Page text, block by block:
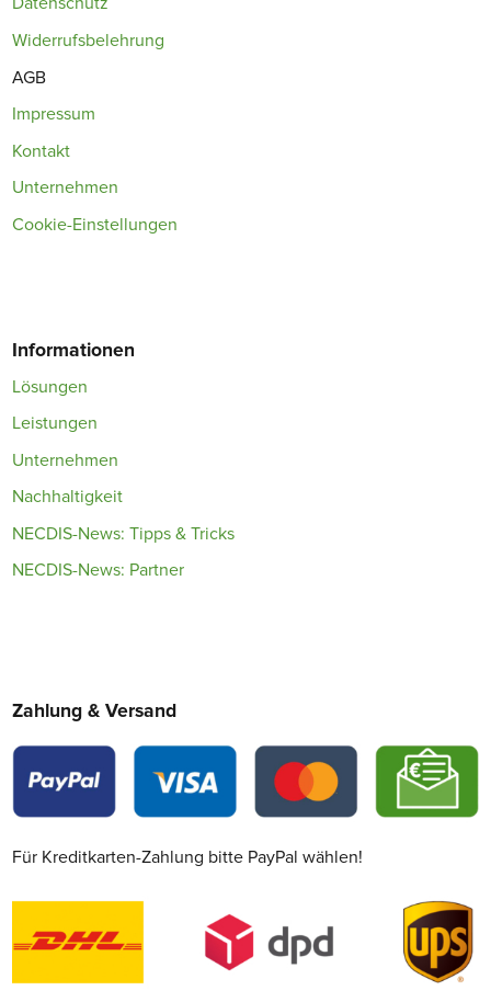
Widerrufsbelehrung
AGB
Impressum
Kontakt
Unternehmen
Cookie-Einstellungen
Informationen
Lösungen
Leistungen
Unternehmen
Nachhaltigkeit
NECDIS-News: Tipps & Tricks
NECDIS-News: Partner
Zahlung & Versand
Für Kreditkarten-Zahlung bitte PayPal wählen!